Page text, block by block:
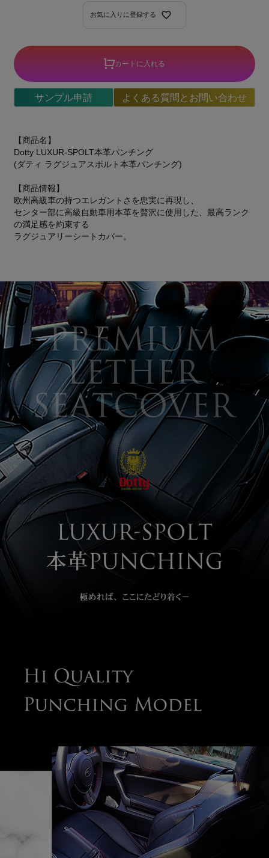
お気に入りに登録する
カートに入れる
サンプル申請 よくある質問とお問い合わせ
【商品名】
Dotty LUXUR-SPOLT本革パンチング
(ダティ ラグジュアスポルト本革パンチング)
【商品情報】
欧州高級車の持つエレガントさを忠実に再現し、
センター部に高級自動車用本革を贅沢に使用した、最高ランク
の満足感を約束する
ラグジュアリーシートカバー。